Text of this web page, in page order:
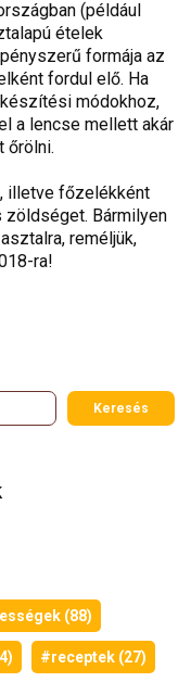
(például
ételek
formája az
fordul elő. Ha
módokhoz,
a lencse mellett akár
őrölni.
illetve főzelékként
Bármilyen
reméljük,
ra!
Keresés
(88)
#receptek (27)